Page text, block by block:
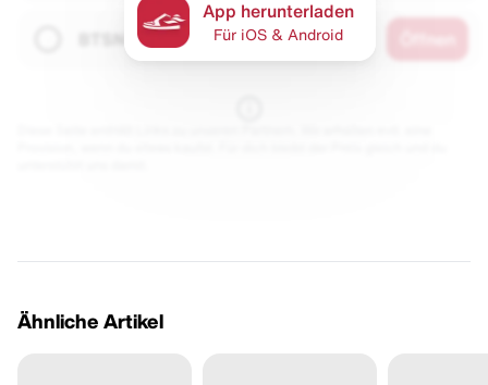
App herunterladen
Für iOS & Android
Ähnliche Artikel